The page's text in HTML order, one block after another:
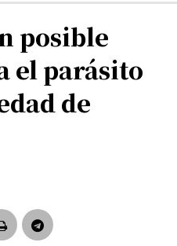
posible
el parásito
de